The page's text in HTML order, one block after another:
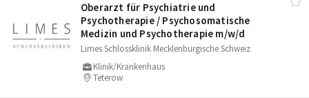
Oberarzt für Psychiatrie und
Psychotherapie /​ Psychosomatische
Medizin und Psychotherapie m/​w/​d
Limes Schlossklinik Mecklenburgische Schweiz
Klinik/Krankenhaus
Teterow